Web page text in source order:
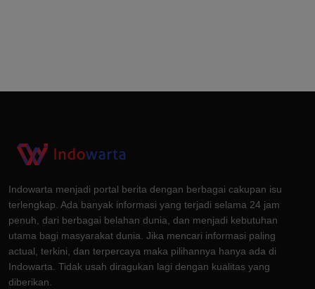
Indowarta menjadi portal berita dengan berbagai cakupan isu
terlengkap. Ada banyak informasi yang terjadi selama 24 jam
penuh, dari berbagai belahan dunia, dan menjadi kebutuhan
utama bagi masyarakat dunia. Jika mencari informasi paling
actual, terkini, dan terpercaya maka pilihannya hanya ada di
Indowarta. Tidak usah diragukan lagi dengan kualitas yang
diberikan.